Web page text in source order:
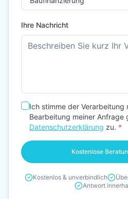
Ihre Nachricht
Ich stimme der Verarbeitung
Bearbeitung meiner Anfrage
Datenschutzerklärung zu. *
Kostenlose
Kostenlos & unverbindlich
Antwort